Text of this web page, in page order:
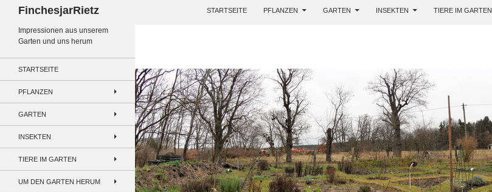
FinchesjarRietz STARTSEITE PFLANZEN GARTEN INSEKTEN TIERE IM GARTEN
Impressionen aus unserem
Garten und uns herum
STARTSEITE
PFLANZEN
GARTEN
INSEKTEN
TIERE IM GARTEN
UM DEN GARTEN HERUM